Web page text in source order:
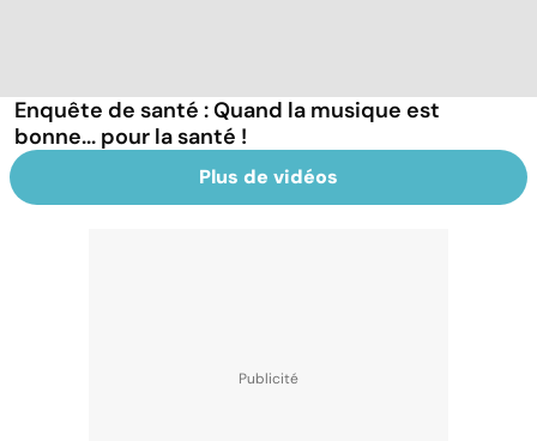
Enquête de santé : Quand la musique est
bonne... pour la santé !
Plus de vidéos